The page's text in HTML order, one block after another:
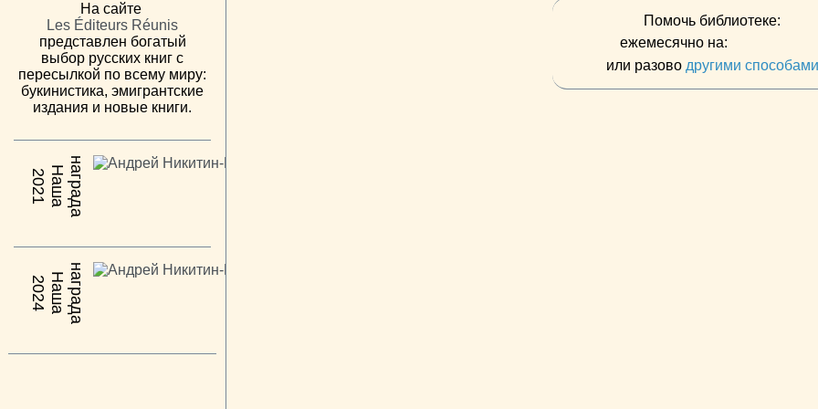
На сайте
Les Éditeurs Réunis
представлен богатый
выбор русских книг с
пересылкой по всему миру:
букинистика, эмигрантские
издания и новые книги.
2021 Н
а
ш
ан
а
г
р
а
да
2024 Н
а
ш
ан
а
г
р
а
да
Помочь библиотеке:
ежемесячно на:
или разово другими способами